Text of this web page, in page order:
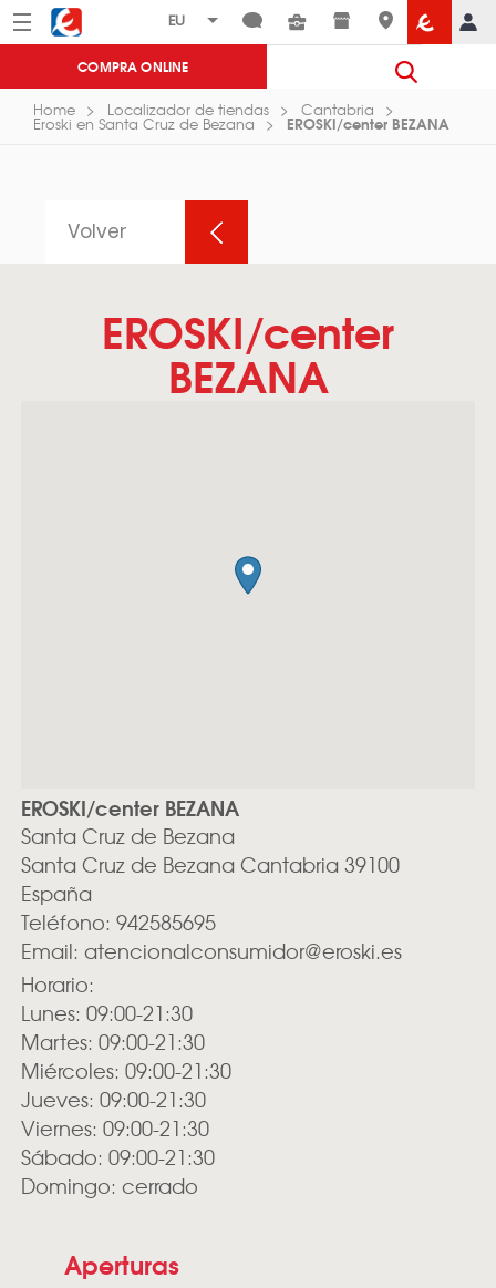
Menú Eroski
COMPRA ONLINE
Home Localizador de tiendas Cantabria
Eroski en Santa Cruz de Bezana EROSKI/center BEZANA
Volver
EROSKI/center
BEZANA
EROSKI/center BEZANA
Santa Cruz de Bezana
Santa Cruz de Bezana Cantabria 39100
España
Teléfono: 942585695
Email: atencionalconsumidor@eroski.es
Horario:
Lunes: 09:00-21:30
Martes: 09:00-21:30
Miércoles: 09:00-21:30
Jueves: 09:00-21:30
Viernes: 09:00-21:30
Sábado: 09:00-21:30
Domingo: cerrado
Aperturas